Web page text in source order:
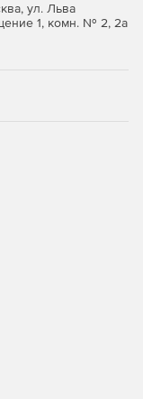
ул. Льва
1, комн. № 2, 2а